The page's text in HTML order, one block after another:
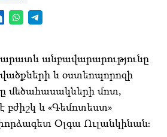
անբավարարությունը
և օստեոպորոզի
մեծահասակների մոտ,
բժիշկ և «Գեմոտեստ»
Օլգա Ուլանկինան։